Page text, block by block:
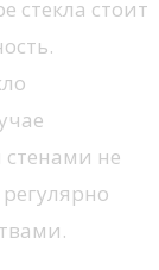
стекла стоит
не